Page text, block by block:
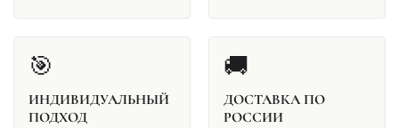
🎯
ИНДИВИДУАЛЬНЫЙ
ПОДХОД
🚚
ДОСТАВКА ПО
РОССИИ